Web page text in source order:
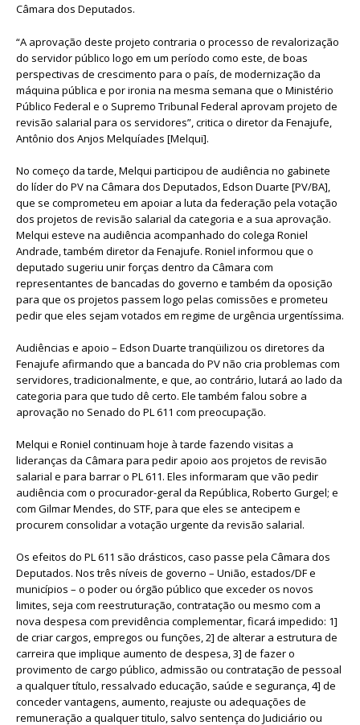
Câmara dos Deputados.
“A aprovação deste projeto contraria o processo de revalorização
do servidor público logo em um período como este, de boas
perspectivas de crescimento para o país, de modernização da
máquina pública e por ironia na mesma semana que o Ministério
Público Federal e o Supremo Tribunal Federal aprovam projeto de
revisão salarial para os servidores”, critica o diretor da Fenajufe,
Antônio dos Anjos Melquíades [Melqui].
No começo da tarde, Melqui participou de audiência no gabinete
do líder do PV na Câmara dos Deputados, Edson Duarte [PV/BA],
que se comprometeu em apoiar a luta da federação pela votação
dos projetos de revisão salarial da categoria e a sua aprovação.
Melqui esteve na audiência acompanhado do colega Roniel
Andrade, também diretor da Fenajufe. Roniel informou que o
deputado sugeriu unir forças dentro da Câmara com
representantes de bancadas do governo e também da oposição
para que os projetos passem logo pelas comissões e prometeu
pedir que eles sejam votados em regime de urgência urgentíssima.
Audiências e apoio – Edson Duarte tranqüilizou os diretores da
Fenajufe afirmando que a bancada do PV não cria problemas com
servidores, tradicionalmente, e que, ao contrário, lutará ao lado da
categoria para que tudo dê certo. Ele também falou sobre a
aprovação no Senado do PL 611 com preocupação.
Melqui e Roniel continuam hoje à tarde fazendo visitas a
lideranças da Câmara para pedir apoio aos projetos de revisão
salarial e para barrar o PL 611. Eles informaram que vão pedir
audiência com o procurador-geral da República, Roberto Gurgel; e
com Gilmar Mendes, do STF, para que eles se antecipem e
procurem consolidar a votação urgente da revisão salarial.
Os efeitos do PL 611 são drásticos, caso passe pela Câmara dos
Deputados. Nos três níveis de governo – União, estados/DF e
municípios – o poder ou órgão público que exceder os novos
limites, seja com reestruturação, contratação ou mesmo com a
nova despesa com previdência complementar, ficará impedido: 1]
de criar cargos, empregos ou funções, 2] de alterar a estrutura de
carreira que implique aumento de despesa, 3] de fazer o
provimento de cargo público, admissão ou contratação de pessoal
a qualquer título, ressalvado educação, saúde e segurança, 4] de
conceder vantagens, aumento, reajuste ou adequações de
remuneração a qualquer titulo, salvo sentença do Judiciário ou